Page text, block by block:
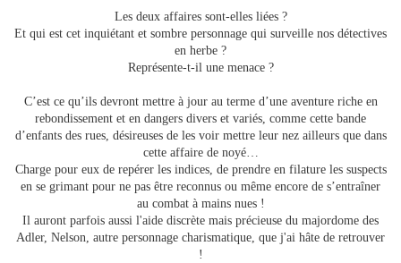
Les deux affaires sont-elles liées ?
Et qui est cet inquiétant et sombre personnage qui surveille nos détectives
en herbe ?
Représente-t-il une menace ?
C’est ce qu’ils devront mettre à jour au terme d’une aventure riche en
rebondissement et en dangers divers et variés, comme cette bande
d’enfants des rues, désireuses de les voir mettre leur nez ailleurs que dans
cette affaire de noyé…
Charge pour eux de repérer les indices, de prendre en filature les suspects
en se grimant pour ne pas être reconnus ou même encore de s’entraîner
au combat à mains nues !
Il auront parfois aussi l'aide discrète mais précieuse du majordome des
Adler, Nelson, autre personnage charismatique, que j'ai hâte de retrouver
!